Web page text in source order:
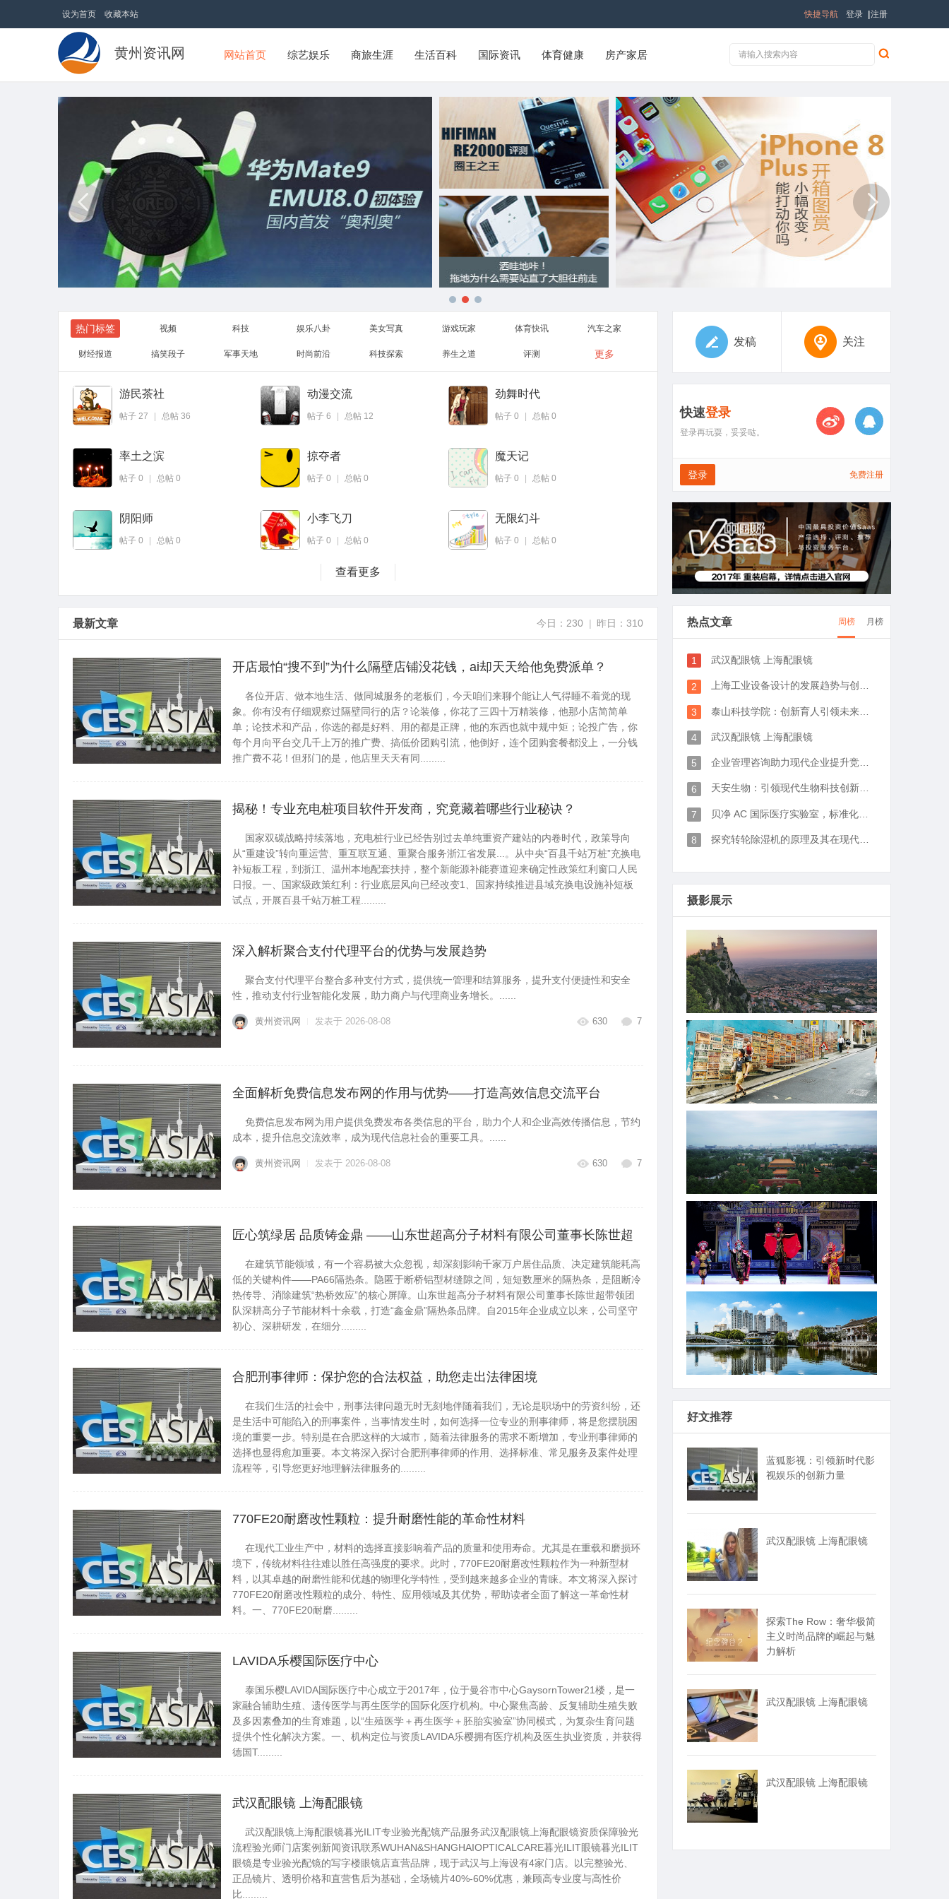
设为首页 收藏本站 登录 注册
快捷导航
黄州资讯网 网站首页 综艺娱乐 商旅生涯 生活百科 国际资讯 体育健康 房产家居
热门标签 视频 科技 娱乐八卦 美女写真 游戏玩家 体育快讯 汽车之家
财经报道 搞笑段子 军事天地 时尚前沿 科技探索 养生之道 评测 更多
游民茶社
帖子 27 总帖 36
动漫交流
帖子 6 总帖 12
劲舞时代
帖子 0 总帖 0
率土之滨
帖子 0 总帖 0
掠夺者
帖子 0 总帖 0
魔天记
帖子 0 总帖 0
阴阳师
帖子 0 总帖 0
小李飞刀
帖子 0 总帖 0
无限幻斗
帖子 0 总帖 0
查看更多
最新文章 今日： 230 | 昨日： 310
开店最怕“搜不到”为什么隔壁店铺没花钱，ai却天天给他免费派单？
各位开店、做本地生活、做同城服务的老板们，今天咱们来聊个能让人气得睡不着觉的现
象。你有没有仔细观察过隔壁同行的店？论装修，你花了三四十万精装修，他那小店简简单
单；论技术和产品，你选的都是好料、用的都是正牌，他的东西也就中规中矩；论投广告，你
每个月向平台交几千上万的推广费、搞低价团购引流，他倒好，连个团购套餐都没上，一分钱
推广费不花！但邪门的是，他店里天天有同.........
揭秘！专业充电桩项目软件开发商，究竟藏着哪些行业秘诀？
国家双碳战略持续落地，充电桩行业已经告别过去单纯重资产建站的内卷时代，政策导向
从“重建设”转向重运营、重互联互通、重聚合服务浙江省发展...。从中央“百县千站万桩”充换电
补短板工程，到浙江、温州本地配套扶持，整个新能源补能赛道迎来确定性政策红利窗口人民
日报。一、国家级政策红利：行业底层风向已经改变1、国家持续推进县域充换电设施补短板
试点，开展百县千站万桩工程.........
深入解析聚合支付代理平台的优势与发展趋势
聚合支付代理平台整合多种支付方式，提供统一管理和结算服务，提升支付便捷性和安全
性，推动支付行业智能化发展，助力商户与代理商业务增长。......
黄州资讯网 发表于 2026-08-08 7
630
全面解析免费信息发布网的作用与优势——打造高效信息交流平台
免费信息发布网为用户提供免费发布各类信息的平台，助力个人和企业高效传播信息，节约
成本，提升信息交流效率，成为现代信息社会的重要工具。......
黄州资讯网 发表于 2026-08-08 7
630
匠心筑绿居 品质铸金鼎 ——山东世超高分子材料有限公司董事长陈世超
在建筑节能领域，有一个容易被大众忽视，却深刻影响千家万户居住品质、决定建筑能耗高
低的关键构件——PA66隔热条。隐匿于断桥铝型材缝隙之间，短短数厘米的隔热条，是阻断冷
热传导、消除建筑“热桥效应”的核心屏障。山东世超高分子材料有限公司董事长陈世超带领团
队深耕高分子节能材料十余载，打造“鑫金鼎”隔热条品牌。自2015年企业成立以来，公司坚守
初心、深耕研发，在细分.........
合肥刑事律师：保护您的合法权益，助您走出法律困境
在我们生活的社会中，刑事法律问题无时无刻地伴随着我们，无论是职场中的劳资纠纷，还
是生活中可能陷入的刑事案件，当事情发生时，如何选择一位专业的刑事律师，将是您摆脱困
境的重要一步。特别是在合肥这样的大城市，随着法律服务的需求不断增加，专业刑事律师的
选择也显得愈加重要。本文将深入探讨合肥刑事律师的作用、选择标准、常见服务及案件处理
流程等，引导您更好地理解法律服务的.........
770FE20耐磨改性颗粒：提升耐磨性能的革命性材料
在现代工业生产中，材料的选择直接影响着产品的质量和使用寿命。尤其是在重载和磨损环
境下，传统材料往往难以胜任高强度的要求。此时，770FE20耐磨改性颗粒作为一种新型材
料，以其卓越的耐磨性能和优越的物理化学特性，受到越来越多企业的青睐。本文将深入探讨
770FE20耐磨改性颗粒的成分、特性、应用领域及其优势，帮助读者全面了解这一革命性材
料。一、770FE20耐磨.........
LAVIDA乐樱国际医疗中心
泰国乐樱LAVIDA国际医疗中心成立于2017年，位于曼谷市中心GaysornTower21楼，是一
家融合辅助生殖、遗传医学与再生医学的国际化医疗机构。中心聚焦高龄、反复辅助生殖失败
及多因素叠加的生育难题，以“生殖医学＋再生医学＋胚胎实验室”协同模式，为复杂生育问题
提供个性化解决方案。一、机构定位与资质LAVIDA乐樱拥有医疗机构及医生执业资质，并获得
德国T.........
武汉配眼镜 上海配眼镜
武汉配眼镜上海配眼镜暮光ILIT专业验光配镜产品服务武汉配眼镜上海配眼镜资质保障验光
流程验光师门店案例新闻资讯联系WUHAN&SHANGHAIOPTICALCARE暮光ILIT眼镜暮光ILIT
眼镜是专业验光配镜的写字楼眼镜店直营品牌，现于武汉与上海设有4家门店。以完整验光、
正品镜片、透明价格和直营售后为基础，全场镜片40%-60%优惠，兼顾高专业度与高性价
比.........
发稿 关注
快速登录
登录再玩耍，妥妥哒。
QQ
微博
登录 免费注册
热点文章 周榜 月榜
1 武汉配眼镜 上海配眼镜
2 上海工业设备设计的发展趋势与创新实践探索
3 泰山科技学院：创新育人引领未来科技发展新高地
4 武汉配眼镜 上海配眼镜
5 企业管理咨询助力现代企业提升竞争力的实践与策略
6 天安生物：引领现代生物科技创新发展的先锋企业
7 贝净 AC 国际医疗实验室，标准化研发体系全解析
8 探究转轮除湿机的原理及其在现代生活中的应用优势
摄影展示
好文推荐
蓝狐影视：引领新时代影
视娱乐的创新力量
武汉配眼镜 上海配眼镜
探索The Row：奢华极简
主义时尚品牌的崛起与魅
力解析
武汉配眼镜 上海配眼镜
武汉配眼镜 上海配眼镜